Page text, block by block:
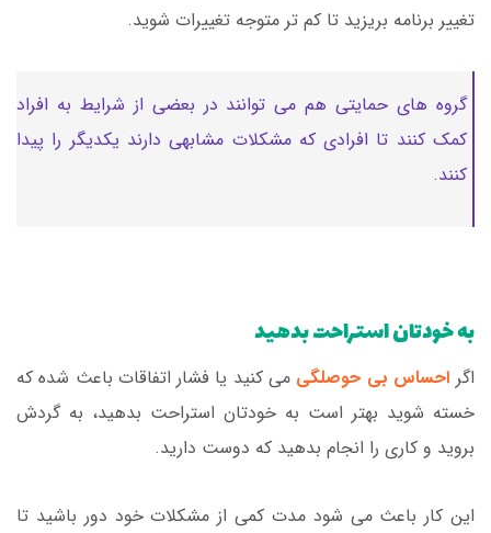
تغییر برنامه بریزید تا کم تر متوجه تغییرات شوید.
گروه های حمایتی هم می توانند در بعضی از شرایط به افراد
کمک کنند تا افرادی که مشکلات مشابهی دارند یکدیگر را پیدا
کنند.
به خودتان استراحت بدهید
اگر احساس بی حوصلگی می کنید یا فشار اتفاقات باعث شده که
خسته شوید بهتر است به خودتان استراحت بدهید، به گردش
بروید و کاری را انجام بدهید که دوست دارید.
این کار باعث می شود مدت کمی از مشکلات خود دور باشید تا